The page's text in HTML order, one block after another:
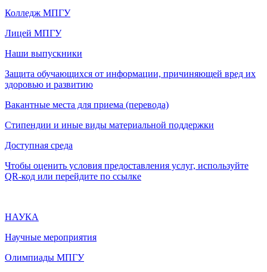
Колледж МПГУ
Лицей МПГУ
Наши выпускники
Защита обучающихся от информации, причиняющей вред их
здоровью и развитию
Вакантные места для приема (перевода)
Стипендии и иные виды материальной поддержки
Доступная среда
Чтобы оценить условия предоставления услуг, используйте
QR-код или перейдите по ссылке
НАУКА
Научные мероприятия
Олимпиады МПГУ